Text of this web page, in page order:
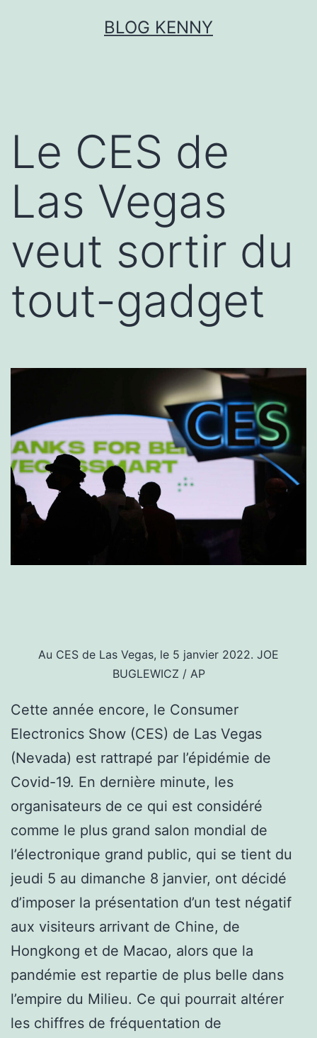
BLOG KENNY
Le CES de
Las Vegas
veut sortir du
tout-gadget
Au CES de Las Vegas, le 5 janvier 2022. JOE
BUGLEWICZ / AP
Cette année encore, le Consumer
Electronics Show (CES) de Las Vegas
(Nevada) est rattrapé par l’épidémie de
Covid-19. En dernière minute, les
organisateurs de ce qui est considéré
comme le plus grand salon mondial de
l’électronique grand public, qui se tient du
jeudi 5 au dimanche 8 janvier, ont décidé
d’imposer la présentation d’un test négatif
aux visiteurs arrivant de Chine, de
Hongkong et de Macao, alors que la
pandémie est repartie de plus belle dans
l’empire du Milieu. Ce qui pourrait altérer
les chiffres de fréquentation de